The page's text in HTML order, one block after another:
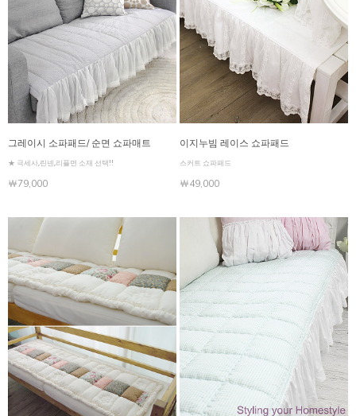
그레이시 소파패드/ 순면 쇼파매트
★ 극세사,린넨,리플면 소재 선택!!
￦79,000
이지누빔 레이스 쇼파패드
스커트 쇼파패드
￦49,000